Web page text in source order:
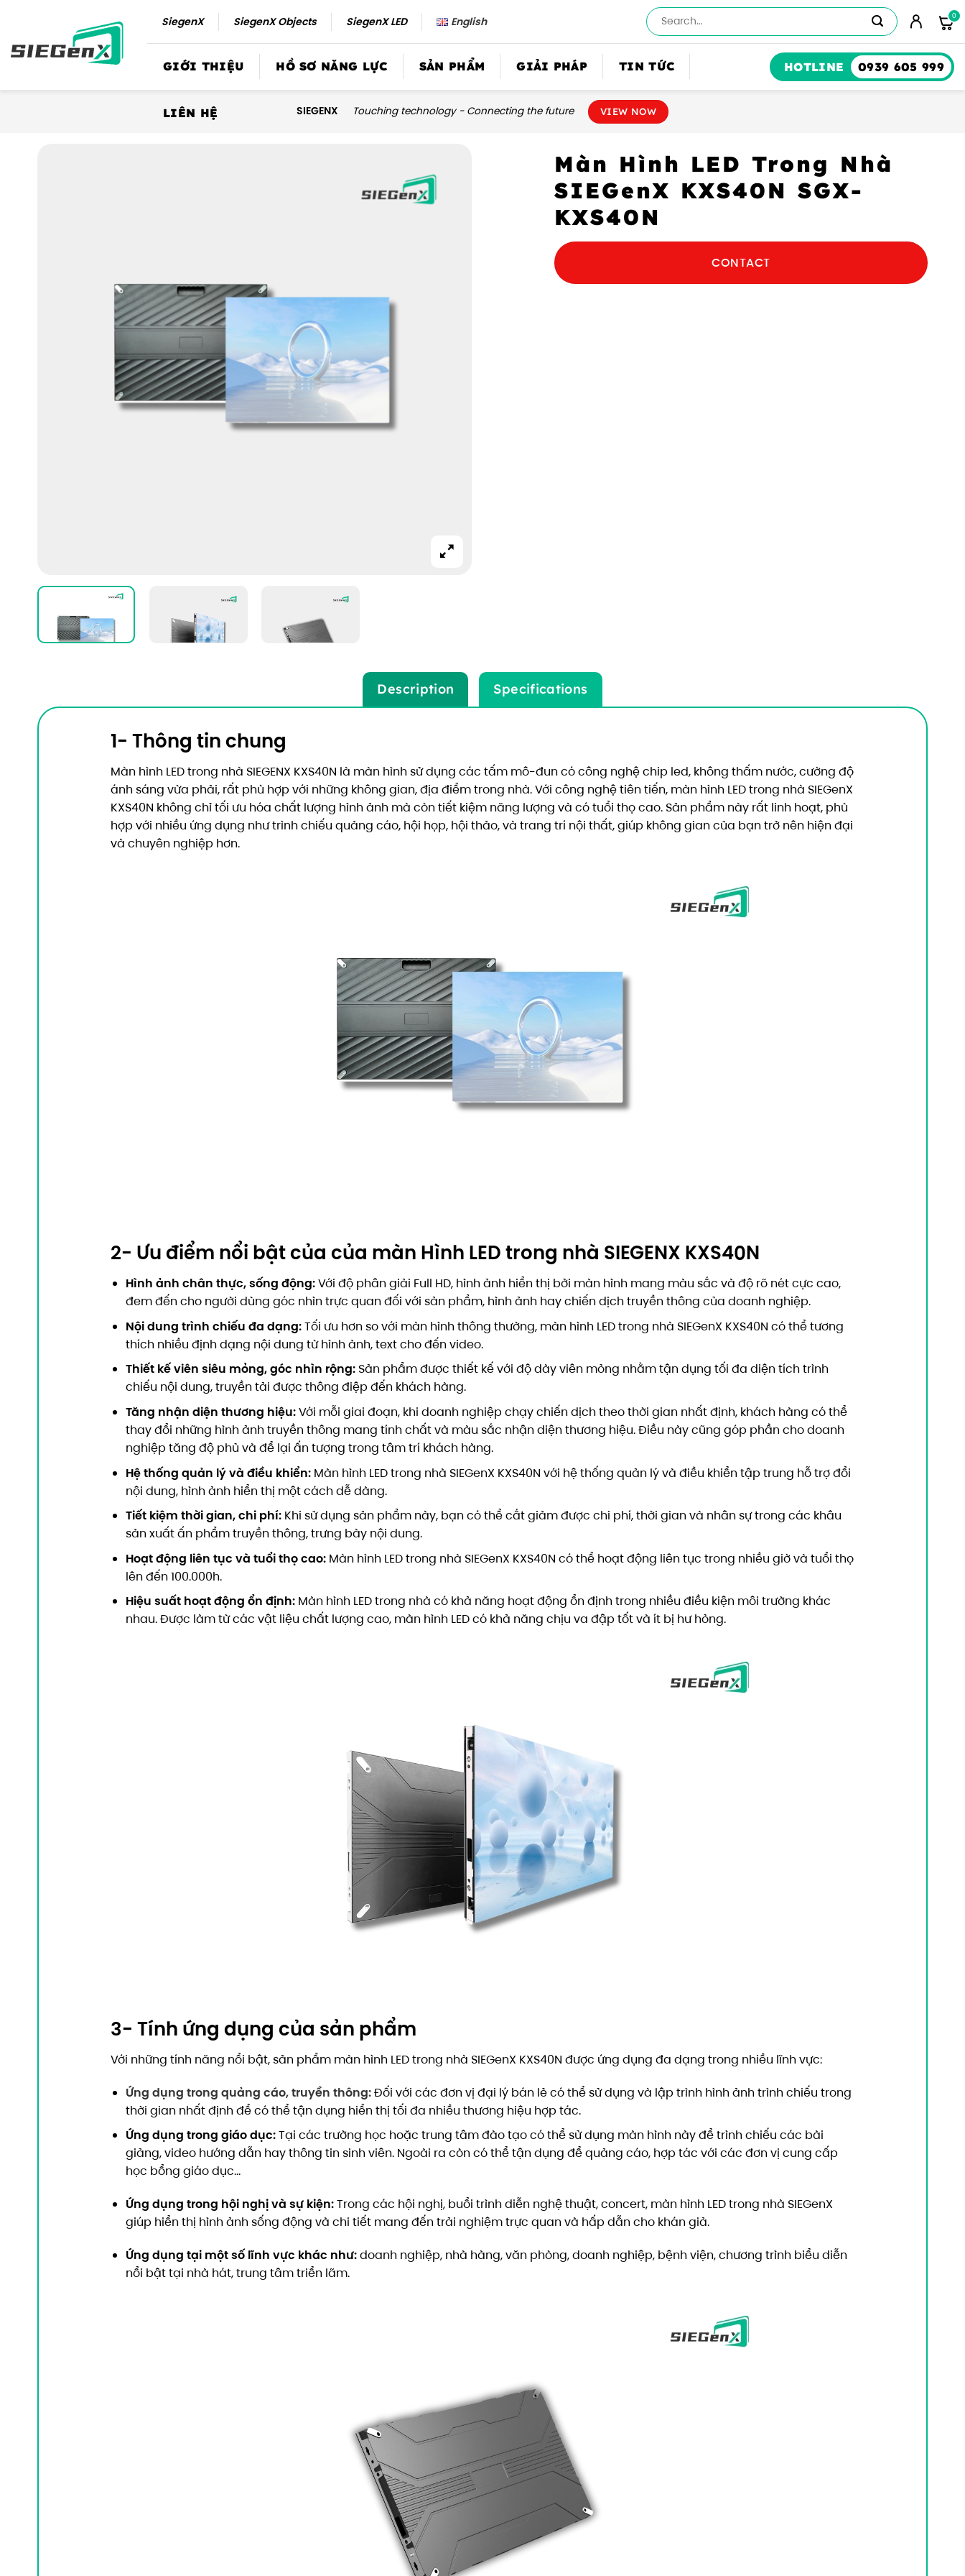
SiegenX SiegenX Objects SiegenX LED English
Số
GIỚI THIỆU HỒ SƠ NĂNG LỰC SẢN PHẨM GIẢI PHÁP TIN TỨC
LIÊN HỆ
HOTLINE 0939 605 999
SIEGENX Touching technology - Connecting the future VIEW NOW
Màn Hình LED Trong Nhà
SIEGenX KXS40N SGX-
KXS40N
CONTACT
Description Specifications
1- Thông tin chung
Màn hình LED trong nhà SIEGENX KXS40N là màn hình sử dụng các tấm mô-đun có công nghệ chip led, không thấm nước, cường độ
ánh sáng vừa phải, rất phù hợp với những không gian, địa điểm trong nhà. Với công nghệ tiên tiến, màn hình LED trong nhà SIEGenX
KXS40N không chỉ tối ưu hóa chất lượng hình ảnh mà còn tiết kiệm năng lượng và có tuổi thọ cao. Sản phẩm này rất linh hoạt, phù
hợp với nhiều ứng dụng như trình chiếu quảng cáo, hội họp, hội thảo, và trang trí nội thất, giúp không gian của bạn trở nên hiện đại
và chuyên nghiệp hơn.
2- Ưu điểm nổi bật của của màn Hình LED trong nhà SIEGENX KXS40N
Hình ảnh chân thực, sống động:Với độ phân giải Full HD, hình ảnh hiển thị bởi màn hình mang màu sắc và độ rõ nét cực cao,
đem đến cho người dùng góc nhìn trực quan đối với sản phẩm, hình ảnh hay chiến dịch truyền thông của doanh nghiệp.
Nội dung trình chiếu đa dạng:Tối ưu hơn so với màn hình thông thường, màn hình LED trong nhà SIEGenX KXS40N có thể tương
thích nhiều định dạng nội dung từ hình ảnh, text cho đến video.
Thiết kế viên siêu mỏng, góc nhìn rộng:Sản phẩm được thiết kế với độ dày viên mỏng nhằm tận dụng tối đa diện tích trình
chiếu nội dung, truyền tải được thông điệp đến khách hàng.
Tăng nhận diện thương hiệu:Với mỗi giai đoạn, khi doanh nghiệp chạy chiến dịch theo thời gian nhất định, khách hàng có thể
thay đổi những hình ảnh truyền thông mang tính chất và màu sắc nhận diện thương hiệu. Điều này cũng góp phần cho doanh
nghiệp tăng độ phủ và để lại ấn tượng trong tâm trí khách hàng.
Hệ thống quản lý và điều khiển: Màn hình LED trong nhà SIEGenX KXS40N với hệ thống quản lý và điều khiển tập trung hỗ trợ đổi
nội dung, hình ảnh hiển thị một cách dễ dàng.
Tiết kiệm thời gian, chi phí:Khi sử dụng sản phẩm này, bạn có thể cắt giảm được chi phí, thời gian và nhân sự trong các khâu
sản xuất ấn phẩm truyền thông, trưng bày nội dung.
Hoạt động liên tục và tuổi thọ cao:Màn hình LED trong nhà SIEGenX KXS40N có thể hoạt động liên tục trong nhiều giờ và tuổi thọ
lên đến 100.000h.
Hiệu suất hoạt động ổn định: Màn hình LED trong nhà có khả năng hoạt động ổn định trong nhiều điều kiện môi trường khác
nhau. Được làm từ các vật liệu chất lượng cao, màn hình LED có khả năng chịu va đập tốt và ít bị hư hỏng.
3- Tính ứng dụng của sản phẩm
Với những tính năng nổi bật, sản phẩm màn hình LED trong nhà SIEGenX KXS40N được ứng dụng đa dạng trong nhiều lĩnh vực:
Ứng dụng trong quảng cáo, truyền thông:Đối với các đơn vị đại lý bán lẻ có thể sử dụng và lập trình hình ảnh trình chiếu trong
thời gian nhất định để có thể tận dụng hiển thị tối đa nhiều thương hiệu hợp tác.
Ứng dụng trong giáo dục:Tại các trường học hoặc trung tâm đào tạo có thể sử dụng màn hình này để trình chiếu các bài
giảng, video hướng dẫn hay thông tin sinh viên. Ngoài ra còn có thể tận dụng để quảng cáo, hợp tác với các đơn vị cung cấp
học bổng giáo dục…
Ứng dụng trong hội nghị và sự kiện:Trong các hội nghị, buổi trình diễn nghệ thuật, concert, màn hình LED trong nhà SIEGenX
giúp hiển thị hình ảnh sống động và chi tiết mang đến trải nghiệm trực quan và hấp dẫn cho khán giả.
Ứng dụng tại một số lĩnh vực khác như:doanh nghiệp, nhà hàng, văn phòng, doanh nghiệp, bệnh viện, chương trình biểu diễn
nổi bật tại nhà hát, trung tâm triển lãm.